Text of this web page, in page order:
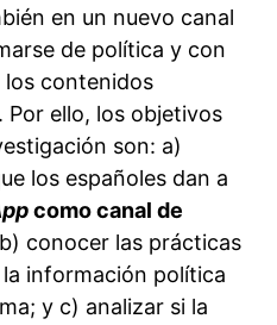
en un nuevo canal
de política y con
contenidos
ello, los objetivos
son: a)
los españoles dan a
como canal de
conocer las prácticas
información política
y c) analizar si la